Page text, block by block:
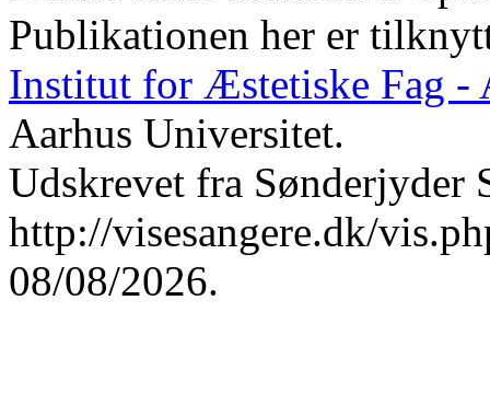
Publikationen her er
Institut for Æstetiske Fag -
Aarhus Universitet.
Udskrevet fra Sønderjyder
http://visesangere.dk/
08/08/2026.